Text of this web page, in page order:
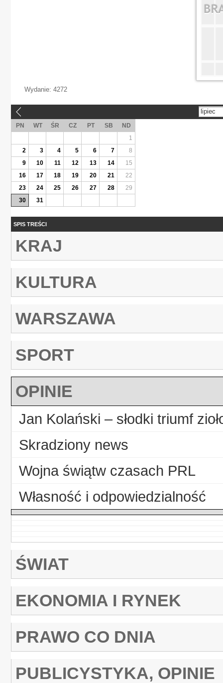
Wydanie: 4272
lipiec
PN WT ŚR CZ PT SB
ND
1
2
3 4 5 6 7
8
9
10 11 12 13 14
15
16
17 18 19 20 21
22
23
24 25 26 27 28
29
30
31
SPIS TREŚCI
KRAJ
KULTURA
WARSZAWA
SPORT
OPINIE
Jan Kolański – słodki triumf
Skradziony news
Wojna świątw czasach PRL
Własność i odpowiedzialność
ŚWIAT
EKONOMIA I RYNEK
PRAWO CO DNIA
PUBLICYSTYKA, OPINIE